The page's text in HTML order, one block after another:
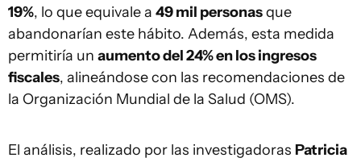
19%, lo que equivale a 49 mil personasque
abandonarían este hábito. Además, esta medida
permitiría un aumento del 24% en los ingresos
fiscales, alineándose con las recomendaciones de
la Organización Mundial de la Salud (OMS).
El análisis, realizado por las investigadoras Patricia